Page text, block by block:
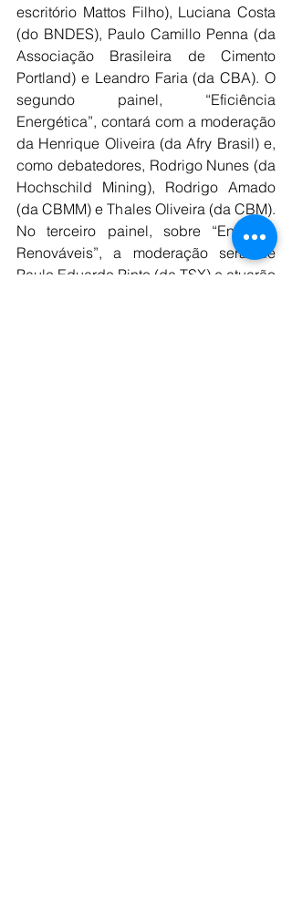
escritório Mattos Filho), Luciana Costa
(do BNDES), Paulo Camillo Penna (da
Associação Brasileira de Cimento
Portland) e Leandro Faria (da CBA). O
segundo painel, “Eficiência
Energética”, contará com a moderação
da Henrique Oliveira (da Afry Brasil) e,
como debatedores, Rodrigo Nunes (da
Hochschild Mining), Rodrigo Amado
(da CBMM) e Thales Oliveira (da CBM).
No terceiro painel, sobre “Energias
Renováveis”, a moderação será de
Paulo Eduardo Pinto (da TSX) e atuarão